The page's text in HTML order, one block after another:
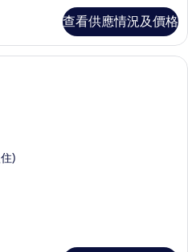
查看供應情況及價格
套房, 2 間臥室, 海景 | 意大利 Frette
)